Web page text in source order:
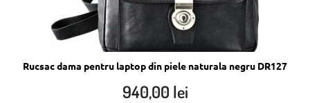
Rucsac dama pentru laptop din piele naturala negru DR127
940,00 lei